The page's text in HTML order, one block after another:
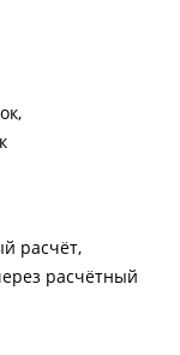
расчёт
расчётный